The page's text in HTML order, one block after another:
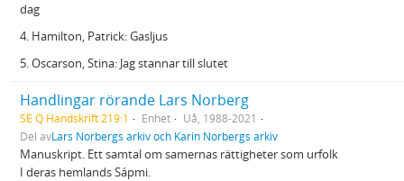
dag
4. Hamilton, Patrick: Gasljus
5. Oscarson, Stina: Jag stannar till slutet
Handlingar rörande Lars Norberg
SE Q Handskrift 219:1 Enhet
Uå, 1988-2021
Del avLars Norbergs arkiv och Karin Norbergs arkiv
Manuskript. Ett samtal om samernas rättigheter som urfolk
I deras hemlands Sápmi.